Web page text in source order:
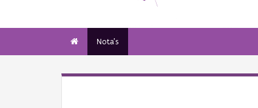
Nota's